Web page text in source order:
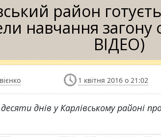
район
навчання
ВІДЕО)
1 квітня 2016 о 21:02
днів у Карлівському районі